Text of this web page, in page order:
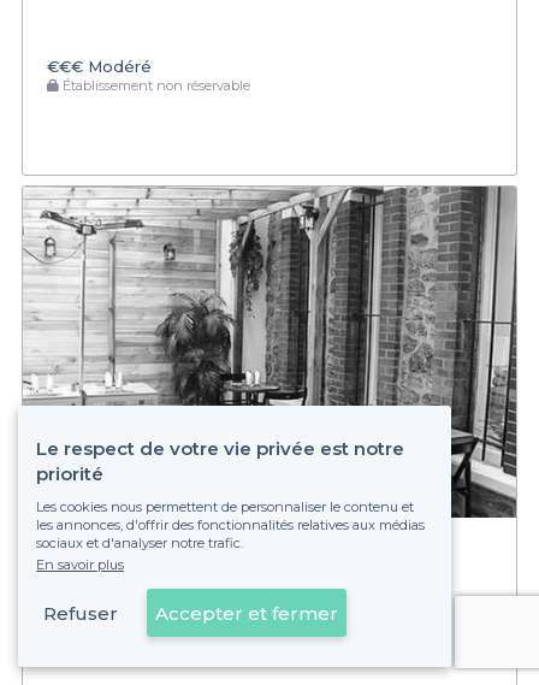
€€€ Modéré
Établissement non réservable
Indian Way
Noisy-le-Sec
Voir sur la carte
Le respect de votre vie privée est notre
priorité
Les cookies nous permettent de personnaliser le contenu et
les annonces, d'offrir des fonctionnalités relatives aux médias
sociaux et d'analyser notre trafic.
En savoir plus
Refuser Accepter et fermer